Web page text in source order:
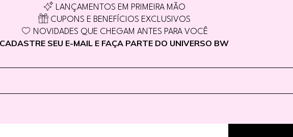
LANÇAMENTOS EM PRIMEIRA MÃO
CUPONS E BENEFÍCIOS EXCLUSIVOS
NOVIDADES QUE CHEGAM ANTES PARA VOCÊ
CADASTRE SEU E-MAIL E FAÇA PARTE DO UNIVERSO BW